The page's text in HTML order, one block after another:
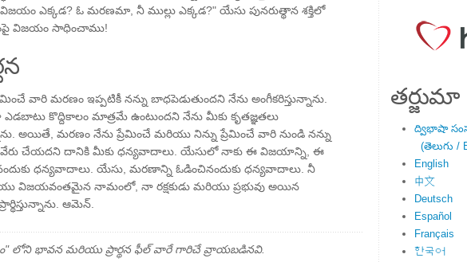
ఎక్కడ? ఓ మరణమా, నీ ముల్లు ఎక్కడ?" యేసు పునరుత్థాన శక్తిలో
విజయం సాధించాము!
వారి మరణం ఇప్పటికీ నన్ను బాధపెడుతుందని నేను అంగీకరిస్తున్నాను.
కొద్దికాలం మాత్రమే ఉంటుందని నేను మీకు కృతజ్ఞతలు
అయితే, మరణం నేను ప్రేమించే మరియు నిన్ను ప్రేమించే వారి నుండి నన్ను
వేరు చేయదని దానికి మీకు ధన్యవాదాలు. యేసులో నాకు ఈ విజయాన్ని, ఈ
ధన్యవాదాలు. యేసు, మరణాన్ని ఓడించినందుకు ధన్యవాదాలు. నీ
విజయవంతమైన నామంలో, నా రక్షకుడు మరియు ప్రభువు అయిన
ఆమెన్.
లోని భావన మరియు ప్రార్థన ఫీల్ వారే గారిచే వ్రాయబడినవి.
తర్జుమా
ద్విభాషా
(తెలుగు /
English
中文
Deutsch
Español
Français
한국어